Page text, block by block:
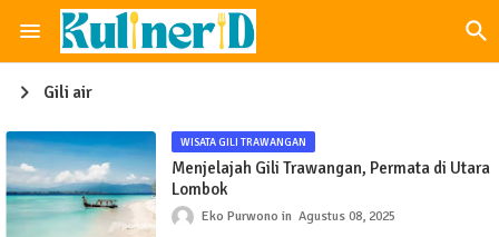
Gili air
WISATA GILI TRAWANGAN
Menjelajah Gili Trawangan, Permata di Utara
Lombok
Eko Purwono Agustus 08, 2025